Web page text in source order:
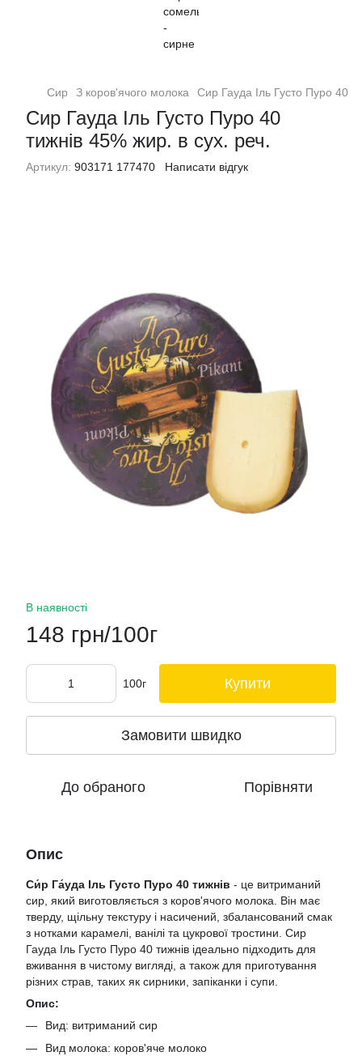
Сир З коров'ячого молока Сир Гауда Іль Густо Пуро 40
Сир Гауда Іль Густо Пуро 40
тижнів 45% жир. в сух. реч.
Артикул: 903171 177470 Написати відгук
В наявності
148 грн/100г
100г Купити
Замовити швидко
До обраного Порівняти
Опис
Си́р Га́уда Іль Густо Пуро 40 тижнів - це витриманий
сир, який виготовляється з коров'ячого молока. Він має
тверду, щільну текстуру і насичений, збалансований смак
з нотками карамелі, ванілі та цукрової тростини. Сир
Гауда Іль Густо Пуро 40 тижнів ідеально підходить для
вживання в чистому вигляді, а також для приготування
різних страв, таких як сирники, запіканки і супи.
Опис:
Вид: витриманий сир
Вид молока: коров'яче молоко